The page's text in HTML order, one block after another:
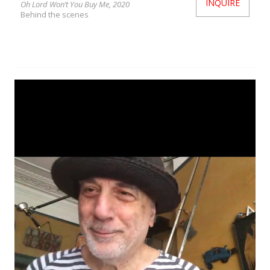
Oh Lord Won’t You Buy Me, 2020
Behind the scenes
INQUIRE